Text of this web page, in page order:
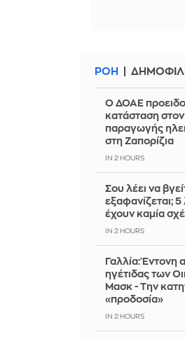
ΡΟΗ
Ο ΔΟΑΕ
κατάσταση
παραγωγής
στη Ζαπορίζια
IN 2 HOURS
Σου λέει να
εξαφανίζεται;
έχουν καμία
IN 2 HOURS
Γαλλία: Έντονη
ηγέτιδας των
Μασκ - Την
«προδοσία»
IN 2 HOURS